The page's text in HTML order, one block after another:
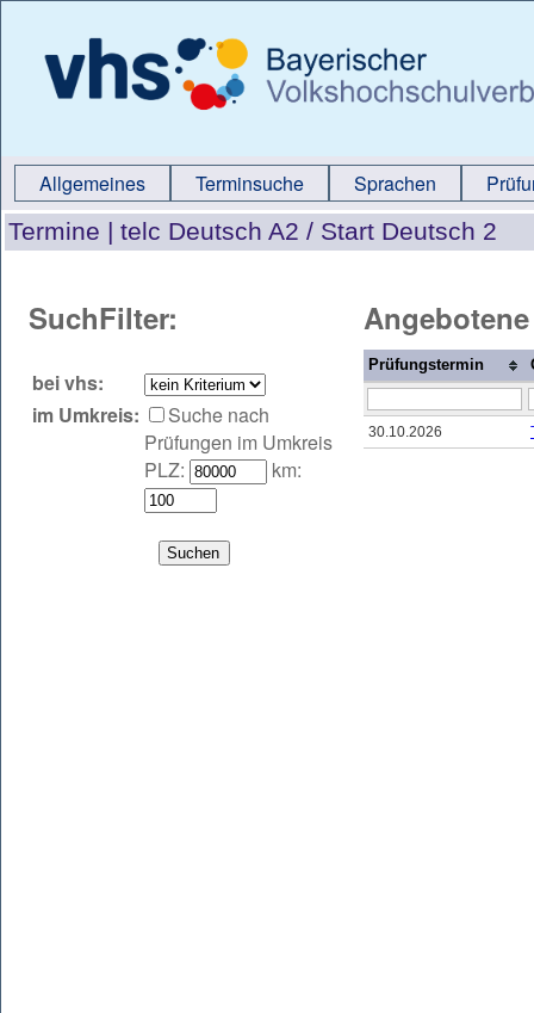
Allgemeines Terminsuche Sprachen
Termine | telc Deutsch A2 / Start Deutsch 2
SuchFilter:
bei vhs:
im Umkreis:
Suche nach
Prüfungen im Umkreis
PLZ:
km:
Prüfungstermin
30.10.2026